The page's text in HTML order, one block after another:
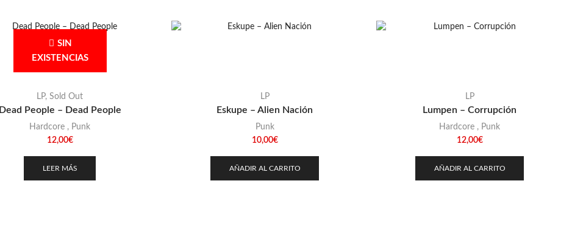
Grindcore
Hard Rock (48)
Hardcore (153)
Heavy Metal
Otros (38)
Prog (25)
Sludge (35)
SIN
EXISTENCIAS
LP, Sold Out
Dead People – Dead People
Hardcore , Punk
12,00€
LEER MÁS
LP
Eskupe – Alien Nación
Punk
10,00€
AÑADIR AL CARRITO
LP
Lumpen – Corrupción
Hardcore , Punk
12,00€
AÑADIR AL CARRITO